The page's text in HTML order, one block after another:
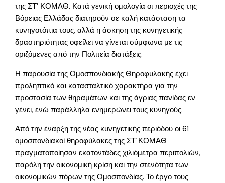
της ΣΤ’ ΚΟΜΑΘ. Κατά γενική ομολογία οι περιοχές της
Βόρειας Ελλάδας διατηρούν σε καλή κατάσταση τα
κυνηγοτόπια τους, αλλά η άσκηση της κυνηγετικής
δραστηριότητας οφείλει να γίνεται σύμφωνα με τις
οριζόμενες από την Πολιτεία διατάξεις.
Η παρουσία της Ομοσπονδιακής Θηροφυλακής έχει
προληπτικό και κατασταλτικό χαρακτήρα για την
προστασία των θηραμάτων και της άγριας πανίδας εν
γένει, ενώ παράλληλα ενημερώνει τους κυνηγούς.
Από την έναρξη της νέας κυνηγετικής περιόδου οι 61
ομοσπονδιακοί θηροφύλακες της ΣΤ΄ΚΟΜΑΘ
πραγματοποίησαν εκατοντάδες χιλιόμετρα περιπολιών,
παρόλη την οικονομική κρίση και την στενότητα των
οικονομικών πόρων της Ομοσπονδίας. Το έργο τους